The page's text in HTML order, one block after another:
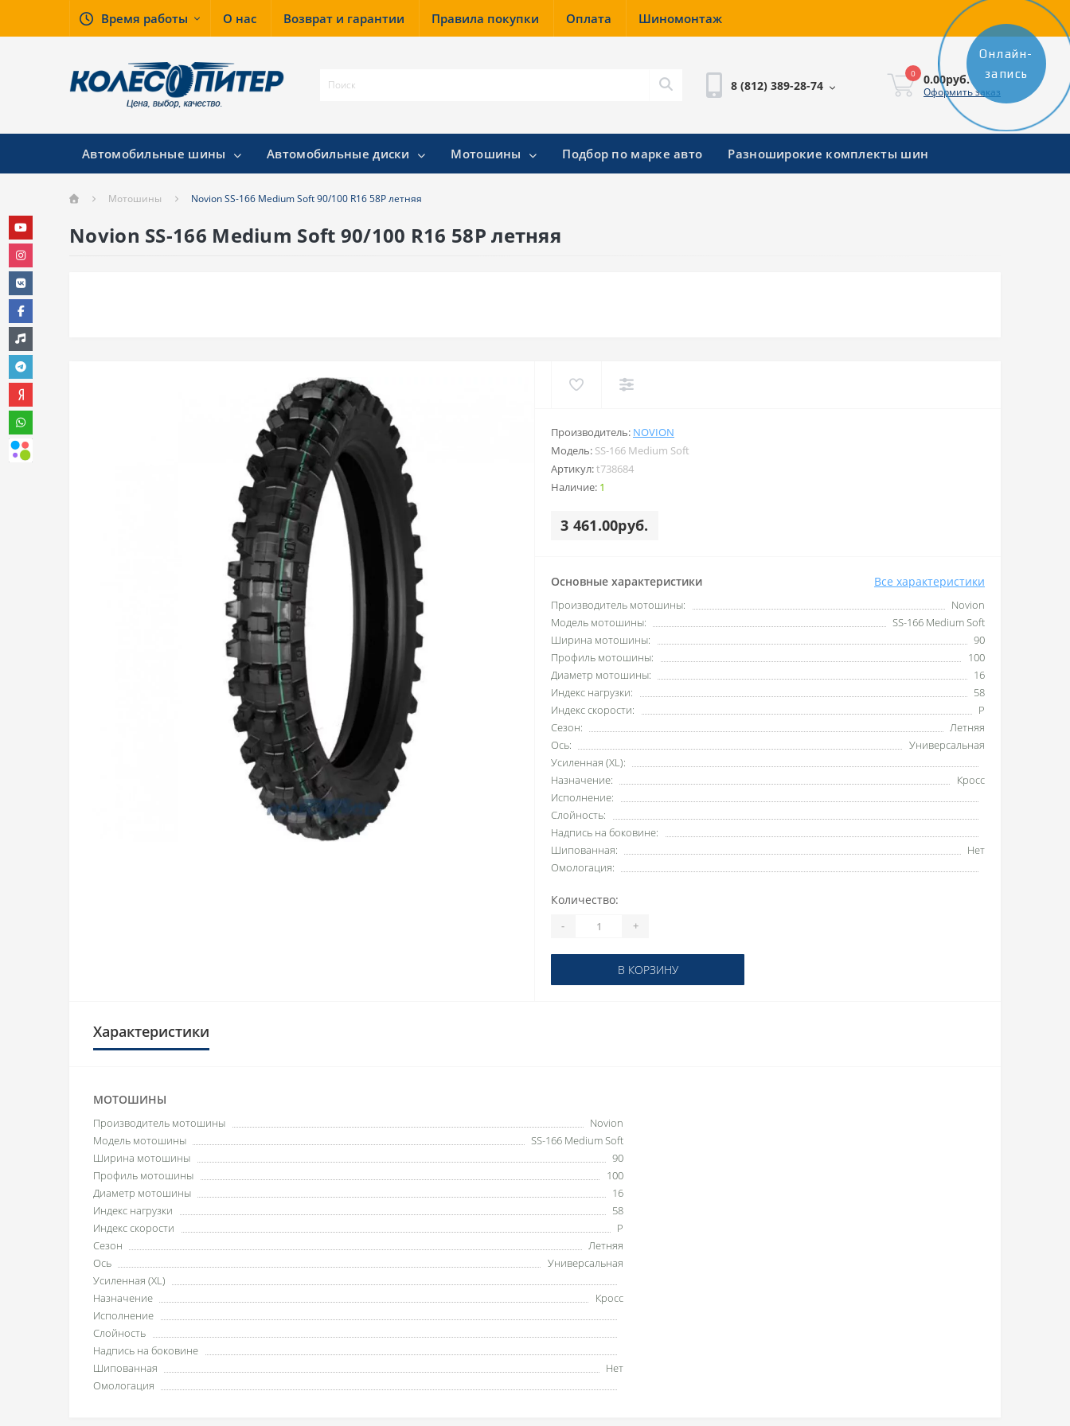
Время работы О нас Возврат и гарантии Правила покупки Оплата Шиномонтаж
8 (812) 389-28-74
0 0.00руб.
Оформить заказ
Автомобильные шины Автомобильные диски Мотошины Подбор по марке авто Разноширокие комплекты шин
Мотошины Novion SS-166 Medium Soft 90/100 R16 58P летняя
Novion SS-166 Medium Soft 90/100 R16 58P летняя
Производитель: NOVION
Модель: SS-166 Medium Soft
Артикул:t738684
Наличие: 1
3 461.00руб.
Основные характеристики Все характеристики
Производитель мотошины:
Novion
Модель мотошины:
SS-166 Medium Soft
Ширина мотошины:
90
Профиль мотошины:
100
Диаметр мотошины:
16
Индекс нагрузки:
58
Индекс скорости:
P
Сезон:
Летняя
Ось:
Универсальная
Усиленная (XL):
Назначение:
Кросс
Исполнение:
Слойность:
Надпись на боковине:
Шипованная:
Нет
Омологация:
Количество:
- +
В КОРЗИНУ
Характеристики
МОТОШИНЫ
Производитель мотошины
Novion
Модель мотошины
SS-166 Medium Soft
Ширина мотошины
90
Профиль мотошины
100
Диаметр мотошины
16
Индекс нагрузки
58
Индекс скорости
P
Сезон
Летняя
Ось
Универсальная
Усиленная (XL)
Назначение
Кросс
Исполнение
Слойность
Надпись на боковине
Шипованная
Нет
Омологация
Онлайн-
запись